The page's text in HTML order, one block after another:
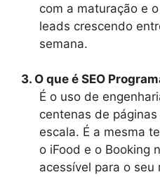
com a maturação e
leads crescendo
semana.
3. O que é SEO
É o uso de
centenas de
escala. É a mesma
o iFood e o Booking
acessível para o seu